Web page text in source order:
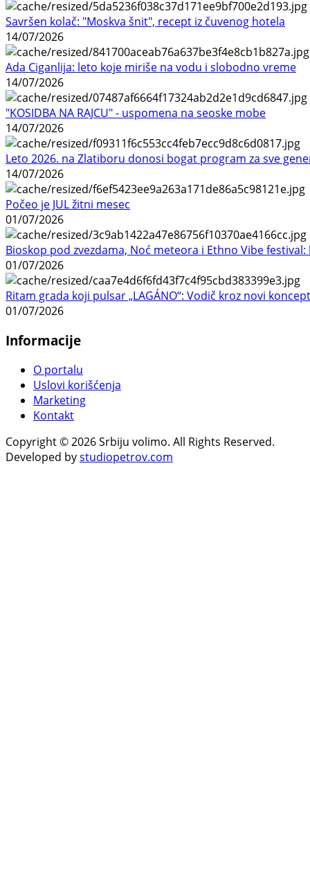
Savršen kolač: "Moskva šnit", recept iz čuvenog hotela
14/07/2026
Ada Ciganlija: leto koje miriše na vodu i slobodno vreme
14/07/2026
"KOSIDBA NA RAJCU" - uspomena na seoske mobe
14/07/2026
Leto 2026. na Zlatiboru donosi bogat program za sve
14/07/2026
Počeo je JUL žitni mesec
01/07/2026
Bioskop pod zvezdama, Noć meteora i Ethno Vibe
01/07/2026
Ritam grada koji pulsar „LAGÁNO“: Vodič kroz novi
01/07/2026
Informacije
O portalu
Uslovi korišćenja
Marketing
Kontakt
Copyright © 2026 Srbiju volimo. All Rights Reserved.
Developed bystudiopetrov.com